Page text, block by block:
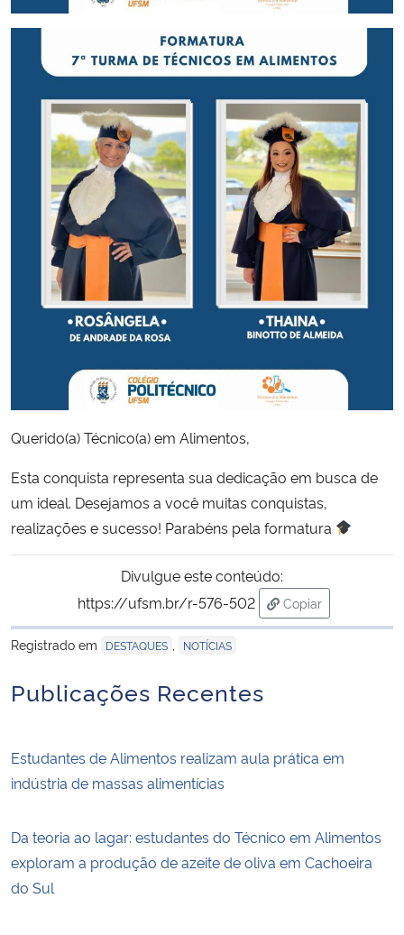
Querido(a) Técnico(a) em Alimentos,
Esta conquista representa sua dedicação em busca de
um ideal. Desejamos a você muitas conquistas,
realizações e sucesso! Parabéns pela formatura
Divulgue este conteúdo:
https://ufsm.br/r-576-502
Copiar
para área de
Registrado em
DESTAQUES NOTÍCIAS
Publicações Recentes
Estudantes de Alimentos realizam aula prática em
indústria de massas alimentícias
Da teoria ao lagar: estudantes do Técnico em Alimentos
exploram a produção de azeite de oliva em Cachoeira
do Sul